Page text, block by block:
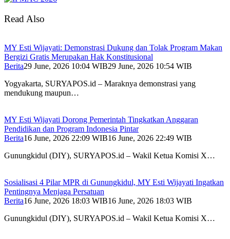
Read Also
MY Esti Wijayati: Demonstrasi Dukung dan Tolak Program Makan
Bergizi Gratis Merupakan Hak Konstitusional
Berita29 June, 2026 10:04 WIB29 June, 2026 10:54 WIB
Yogyakarta, SURYAPOS.id – Maraknya demonstrasi yang
mendukung maupun…
MY Esti Wijayati Dorong Pemerintah Tingkatkan Anggaran
Pendidikan dan Program Indonesia Pintar
Berita16 June, 2026 22:09 WIB16 June, 2026 22:49 WIB
Gunungkidul (DIY), SURYAPOS.id – Wakil Ketua Komisi X…
Sosialisasi 4 Pilar MPR di Gunungkidul, MY Esti Wijayati Ingatkan
Pentingnya Menjaga Persatuan
Berita16 June, 2026 18:03 WIB16 June, 2026 18:03 WIB
Gunungkidul (DIY), SURYAPOS.id – Wakil Ketua Komisi X…